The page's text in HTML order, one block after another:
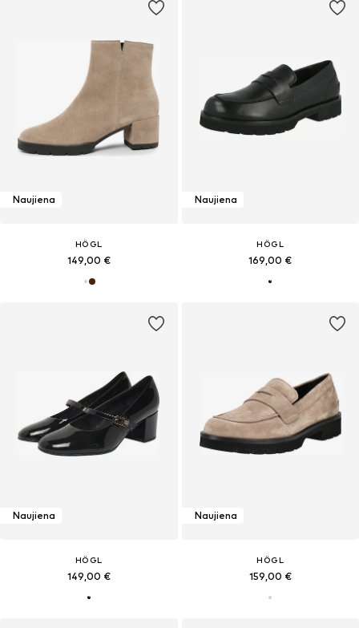
Naujiena
HÖGL
149,00 €
Naujiena
HÖGL
169,00 €
Naujiena
HÖGL
149,00 €
Naujiena
HÖGL
159,00 €